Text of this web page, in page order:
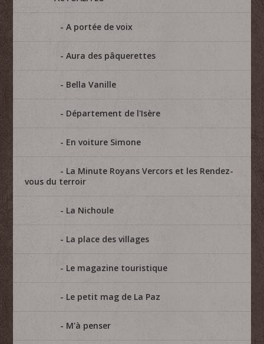
A portée de voix
Aura des pâquerettes
Bella Vanille
Département de l'Isère
En voiture Simone
La Minute Royans Vercors et les Rendez-
vous du terroir
La Nichoule
La place des villages
Le magazine touristique
Le petit mag de La Paz
M'à penser